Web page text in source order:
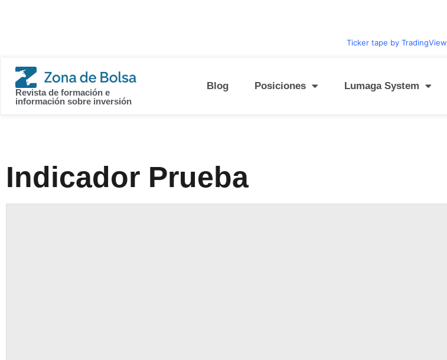
Ticker tape by TradingView
Revista de formación e
información sobre inversión
Blog Posiciones Lumaga System
Indicador Prueba